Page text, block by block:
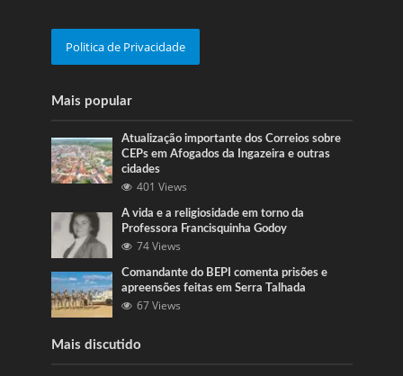
Politica de Privacidade
Mais popular
Atualização importante dos Correios sobre
CEPs em Afogados da Ingazeira e outras
cidades
401 Views
A vida e a religiosidade em torno da
Professora Francisquinha Godoy
74 Views
Comandante do BEPI comenta prisões e
apreensões feitas em Serra Talhada
67 Views
Mais discutido